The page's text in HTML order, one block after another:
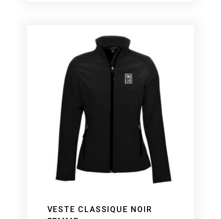
VESTE CLASSIQUE NOIR